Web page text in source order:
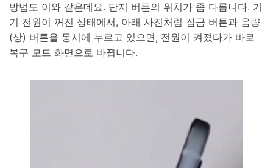
방법도 이와 같은데요. 단지 버튼의 위치가 좀 다릅니다. 기
기 전원이 꺼진 상태에서, 아래 사진처럼 잠금 버튼과 음량
(상) 버튼을 동시에 누르고 있으면, 전원이 켜졌다가 바로
복구 모드 화면으로 바뀝니다.